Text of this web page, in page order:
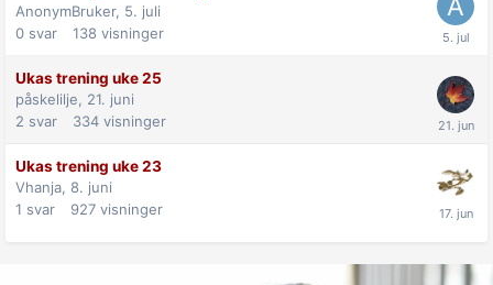
AnonymBruker, 5. juli
0 svar 138 visninger
Ukas trening uke 25
påskelilje, 21. juni
2 svar 334 visninger
Ukas trening uke 23
Vhanja, 8. juni
1 svar 927 visninger